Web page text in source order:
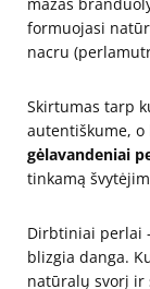
formuojasi
nacru
Skirtumas tarp
autentiškume,
gėlavandeniai
tinkamą
Dirbtiniai perlai
blizgia danga.
natūralų svorį ir